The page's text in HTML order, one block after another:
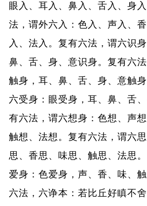
眼入、耳入、鼻入、舌入、身
法，谓外六入：色入、声入、
入、法入。复有六法，谓六识
鼻、舌、身、意识身。复有六
触身，耳、鼻、舌、身、意触
六受身：眼受身，耳、鼻、舌
有六法，谓六想身：色想、声想
触想、法想。复有六法，谓六
思、香思、味思、触思、法思
爱身：色爱身，声、香、味、
六法，六诤本：若比丘好瞋不